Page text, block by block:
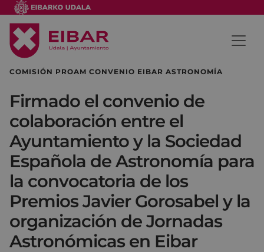
COMISIÓN PROAM CONVENIO EIBAR ASTRONOMÍA
Firmado el convenio de
colaboración entre el
Ayuntamiento y la Sociedad
Española de Astronomía para
la convocatoria de los
Premios Javier Gorosabel y la
organización de Jornadas
Astronómicas en Eibar